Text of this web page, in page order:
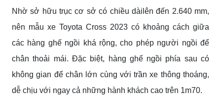
Nhờ sở hữu trục cơ sở có chiều dàilên đến 2.640 mm,
nên mẫu xe Toyota Cross 2023 có khoảng cách giữa
các hàng ghế ngồi khá rộng, cho phép người ngồi để
chân thoải mái. Đặc biệt, hàng ghế ngồi phía sau có
không gian để chân lớn cùng với trần xe thông thoáng,
dễ chịu với ngay cả những hành khách cao trên 1m70.